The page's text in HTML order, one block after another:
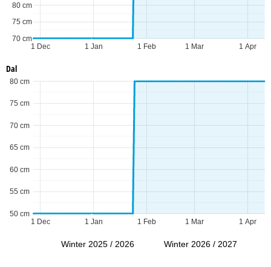
1 Dec 1 Jan 1 Feb 1 Mar 1 Apr
70 cm
75 cm
80 cm
Dal
1 Dec 1 Jan 1 Feb 1 Mar 1 Apr
50 cm
55 cm
60 cm
65 cm
70 cm
75 cm
80 cm
Winter 2025 / 2026 Winter 2026 / 2027